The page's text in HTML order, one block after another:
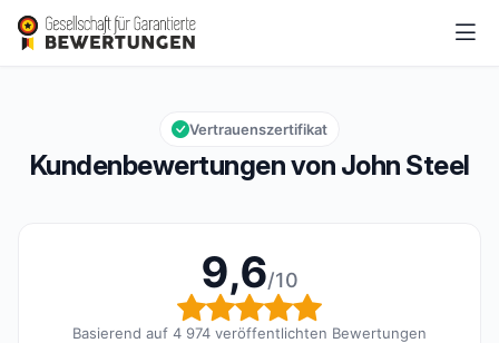
John Steel
Gesamtbewertung: 9,6 von 10
9,6/10
Kundenbewertungen von John Steel
Vertrauenszertifikat
9,6/10
Gesamtbewertung: 9,6
Basierend auf 4 974 veröffentlichten Bewertungen